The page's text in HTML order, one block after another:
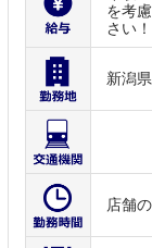
を考
さい！
新潟
店舗